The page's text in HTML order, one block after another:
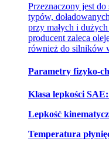
Przeznaczony jest
typów,
przy małych i
producent zaleca
również do silników
Parametry fizyko-
Klasa lepkości SAE:
Lepkość
Temperatura